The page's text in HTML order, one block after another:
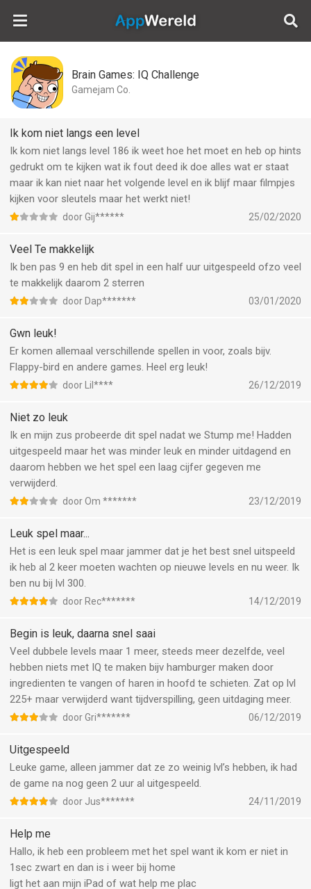
AppWereld
Brain Games: IQ Challenge
Gamejam Co.
Ik kom niet langs een level
Ik kom niet langs level 186 ik weet hoe het moet en heb op hints
gedrukt om te kijken wat ik fout deed ik doe alles wat er staat
maar ik kan niet naar het volgende level en ik blijf maar filmpjes
kijken voor sleutels maar het werkt niet!
door Gij****** 25/02/2020
Veel Te makkelijk
Ik ben pas 9 en heb dit spel in een half uur uitgespeeld ofzo veel
te makkelijk daarom 2 sterren
door Dap******* 03/01/2020
Gwn leuk!
Er komen allemaal verschillende spellen in voor, zoals bijv.
Flappy-bird en andere games. Heel erg leuk!
door Lil**** 26/12/2019
Niet zo leuk
Ik en mijn zus probeerde dit spel nadat we Stump me! Hadden
uitgespeeld maar het was minder leuk en minder uitdagend en
daarom hebben we het spel een laag cijfer gegeven me
verwijderd.
door Om ******* 23/12/2019
Leuk spel maar...
Het is een leuk spel maar jammer dat je het best snel uitspeeld
ik heb al 2 keer moeten wachten op nieuwe levels en nu weer. Ik
ben nu bij lvl 300.
door Rec******* 14/12/2019
Begin is leuk, daarna snel saai
Veel dubbele levels maar 1 meer, steeds meer dezelfde, veel
hebben niets met IQ te maken bijv hamburger maken door
ingredienten te vangen of haren in hoofd te schieten. Zat op lvl
225+ maar verwijderd want tijdverspilling, geen uitdaging meer.
door Gri******* 06/12/2019
Uitgespeeld
Leuke game, alleen jammer dat ze zo weinig lvl’s hebben, ik had
de game na nog geen 2 uur al uitgespeeld.
door Jus******* 24/11/2019
Help me
Hallo, ik heb een probleem met het spel want ik kom er niet in
1sec zwart en dan is i weer bij home
ligt het aan mijn iPad of wat help me plac